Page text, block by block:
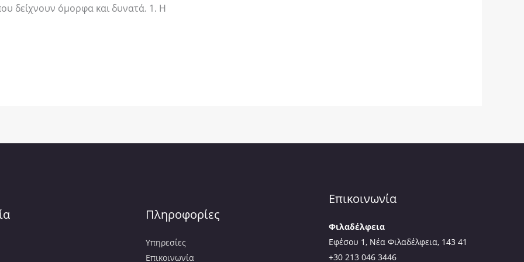
δείχνουν όμορφα και δυνατά. 1. Η
Πληροφορίες
Υπηρεσίες
Επικοινωνία
Επικοινωνία
Φιλαδέλφεια
Εφέσου 1, Νέα Φιλαδέλφεια, 143 41
+30 213 046 3446